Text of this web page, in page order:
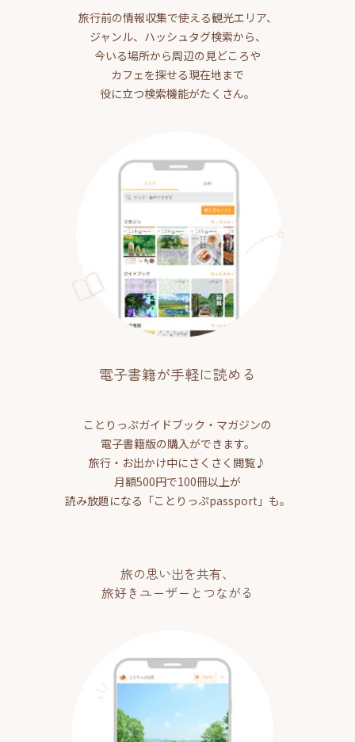
旅行前の情報収集で使える観光エリア、
ジャンル、ハッシュタグ検索から、
今いる場所から周辺の見どころや
カフェを探せる現在地まで
役に立つ検索機能がたくさん。
電子書籍が手軽に読める
ことりっぷガイドブック・マガジンの
電子書籍版の購入ができます。
旅行・お出かけ中にさくさく閲覧♪
月額500円で100冊以上が
読み放題になる「ことりっぷpassport」も。
旅の思い出を共有、
旅好きユーザーとつながる